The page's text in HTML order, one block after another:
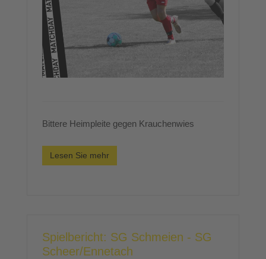
Bittere Heimpleite gegen Krauchenwies
Lesen Sie mehr
Spielbericht: SG Schmeien - SG
Scheer/Ennetach